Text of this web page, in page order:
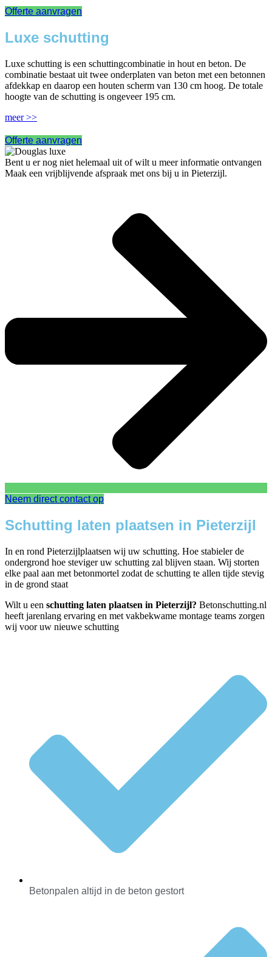
Offerte aanvragen
Luxe schutting
Luxe schutting is een schuttingcombinatie in hout en beton. De
combinatie bestaat uit twee onderplaten van beton met een betonnen
afdekkap en daarop een houten scherm van 130 cm hoog. De totale
hoogte van de schutting is ongeveer 195 cm.
meer >>
Offerte aanvragen
Bent u er nog niet helemaal uit of wilt u meer informatie ontvangen
Maak een vrijblijvende afspraak met ons bij u in Pieterzijl.
Neem direct contact op
Schutting laten plaatsen in Pieterzijl
In en rond Pieterzijlplaatsen wij uw schutting. Hoe stabieler de
ondergrond hoe steviger uw schutting zal blijven staan. Wij storten
elke paal aan met betonmortel zodat de schutting te allen tijde stevig
in de grond staat
Wilt u een schutting laten plaatsen in Pieterzijl? Betonschutting.nl
heeft jarenlang ervaring en met vakbekwame montage teams zorgen
wij voor uw nieuwe schutting
Betonpalen altijd in de beton gestort